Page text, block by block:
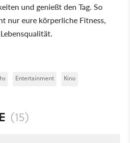
und genießt den Tag. So
nur eure körperliche Fitness,
Entertainment Kino
(15)